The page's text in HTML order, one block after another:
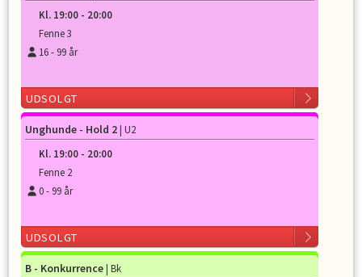
Kl. 19:00 - 20:00
Fenne 3
16- 99år
UDSOLGT
Unghunde - Hold 2| U2
Kl. 19:00 - 20:00
Fenne 2
0- 99år
UDSOLGT
B - Konkurrence| Bk